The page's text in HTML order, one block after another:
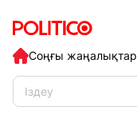
Соңғы жаңалықтар